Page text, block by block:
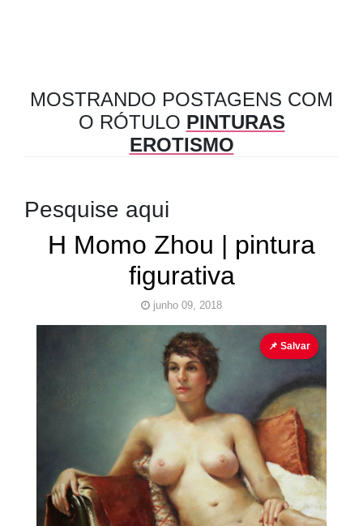
MOSTRANDO POSTAGENS COM
O RÓTULO PINTURAS
EROTISMO
Pesquise aqui
H Momo Zhou | pintura
figurativa
junho 09, 2018
Pinturas Erotismo Sensuais📌 Salvar